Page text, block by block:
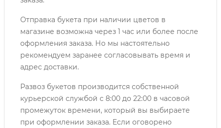
Отправка букета при наличии цветов в
магазине возможна через 1 час или более после
оформления заказа. Но мы настоятельно
рекомендуем заранее согласовывать время и
адрес доставки.
Развоз букетов производится собственной
курьерской службой с 8:00 до 22:00 в часовой
промежуток времени, который вы выбираете
при оформлении заказа. Если оговорено